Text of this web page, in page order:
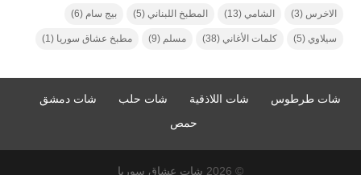
الاخرس (3) الشامي (13) المطبخ اللبناني (5) بيج سام (6)
سيلاوي (5) كلمات الأغاني (38) مسلم (9) مطبخ عشاق سوريا (1)
شات طرطوس شات اللاذقية شات حلب
شات دمشق
حمص
© 2026 شات عشاق سوريا